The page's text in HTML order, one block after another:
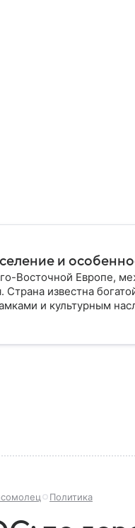
и
Восточной Европе,
известна
и культурным
об этом
Политика